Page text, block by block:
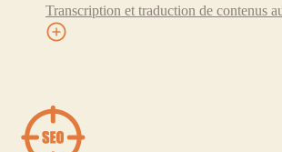
Transcription et traduction de contenus